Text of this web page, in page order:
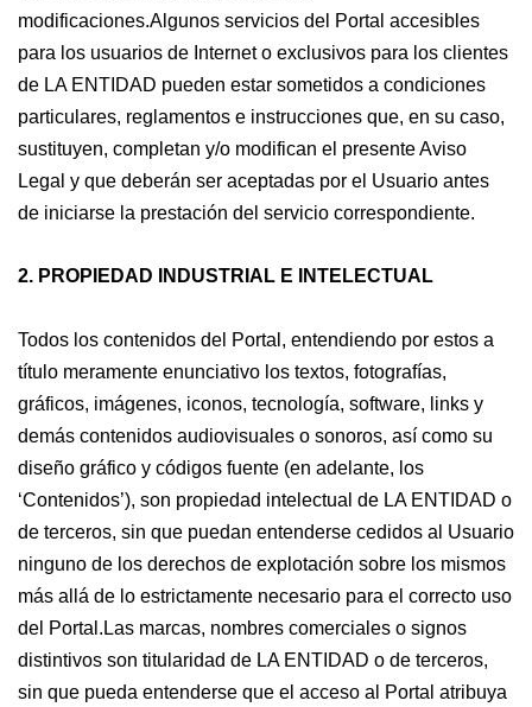
modificaciones.Algunos servicios del Portal accesibles
para los usuarios de Internet o exclusivos para los clientes
de LA ENTIDAD pueden estar sometidos a condiciones
particulares, reglamentos e instrucciones que, en su caso,
sustituyen, completan y/o modifican el presente Aviso
Legal y que deberán ser aceptadas por el Usuario antes
de iniciarse la prestación del servicio correspondiente.
2. PROPIEDAD INDUSTRIAL E INTELECTUAL
Todos los contenidos del Portal, entendiendo por estos a
título meramente enunciativo los textos, fotografías,
gráficos, imágenes, iconos, tecnología, software, links y
demás contenidos audiovisuales o sonoros, así como su
diseño gráfico y códigos fuente (en adelante, los
‘Contenidos’), son propiedad intelectual de LA ENTIDAD o
de terceros, sin que puedan entenderse cedidos al Usuario
ninguno de los derechos de explotación sobre los mismos
más allá de lo estrictamente necesario para el correcto uso
del Portal.Las marcas, nombres comerciales o signos
distintivos son titularidad de LA ENTIDAD o de terceros,
sin que pueda entenderse que el acceso al Portal atribuya